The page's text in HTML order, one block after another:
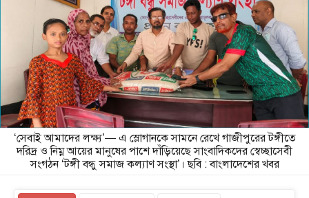
‘সেবাই আমাদের লক্ষ্য’— এ স্লোগানকে সামনে রেখে গাজীপুরের টঙ্গীতে
দরিদ্র ও নিম্ন আয়ের মানুষের পাশে দাঁড়িয়েছে সাংবাদিকদের স্বেচ্ছাসেবী
সংগঠন ‘টঙ্গী বন্ধু সমাজ কল্যাণ সংস্থা’। ছবি : বাংলাদেশের খবর